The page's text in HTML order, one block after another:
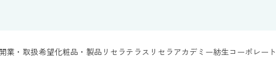
開業・取扱希望化粧品・製品 リセラテラス リセラアカデミー紡生コーポレート